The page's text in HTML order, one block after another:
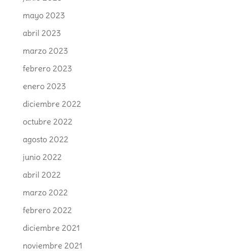
mayo 2023
abril 2023
marzo 2023
febrero 2023
enero 2023
diciembre 2022
octubre 2022
agosto 2022
junio 2022
abril 2022
marzo 2022
febrero 2022
diciembre 2021
noviembre 2021